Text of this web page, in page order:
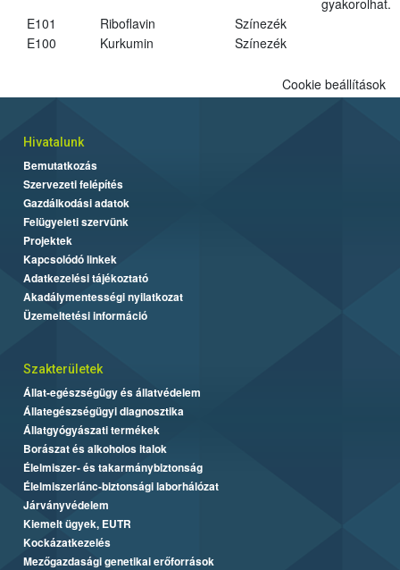
E101
Riboflavin
Színezék
E100
Kurkumin Színezék
Cookie beállítások
Hivatalunk
Bemutatkozás
Szervezeti felépítés
Gazdálkodási adatok
Felügyeleti szervünk
Projektek
Kapcsolódó linkek
Adatkezelési tájékoztató
Akadálymentességi nyilatkozat
Üzemeltetési információ
Szakterületek
Állat-egészségügy és állatvédelem
Állategészségügyi diagnosztika
Állatgyógyászati termékek
Borászat és alkoholos italok
Élelmiszer- és takarmánybiztonság
Élelmiszerlánc-biztonsági laborhálózat
Járványvédelem
Kiemelt ügyek, EUTR
Kockázatkezelés
Mezőgazdasági genetikai erőforrások